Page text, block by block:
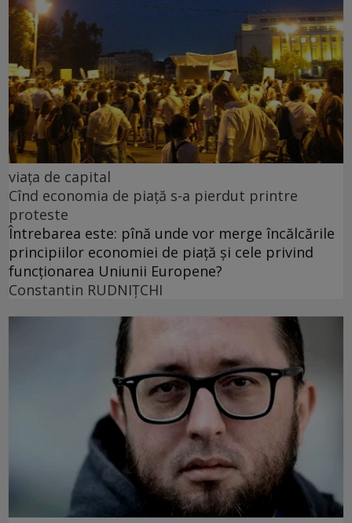
viața de capital
Cînd economia de piață s-a pierdut printre
proteste
Întrebarea este: pînă unde vor merge încălcările
principiilor economiei de piață și cele privind
funcționarea Uniunii Europene?
Constantin RUDNIŢCHI